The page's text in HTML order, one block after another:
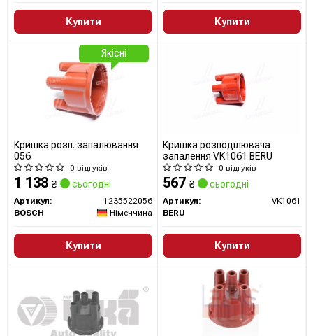
Купити Купити
Кришка розп. запалювання
056
0 відгуків
1 138 ₴ сьогодні
Артикул:
1235522056
BOSCH
Німеччина
Купити
Якісні
Кришка розподілювача
запалення VK1061 BERU
0 відгуків
567 ₴ сьогодні
Артикул:
VK1061
BERU
Купити